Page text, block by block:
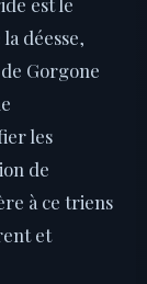
déesse,
Gorgone
les
de
à ce triens
et